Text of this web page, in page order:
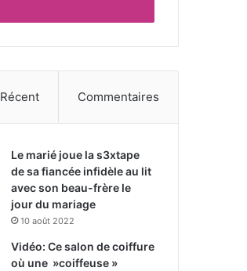
Récent Commentaires
Le marié joue la s3xtape
de sa fiancée infidèle au lit
avec son beau-frère le
jour du mariage
10 août 2022
Vidéo: Ce salon de coiffure
où une »coiffeuse »